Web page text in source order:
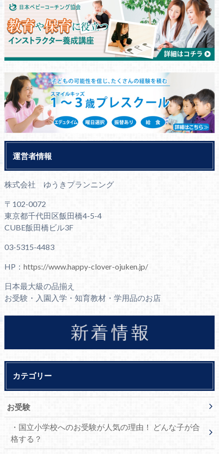
運営者情報
株式会社 ゆうきプランニング
〒102-0072
東京都千代田区飯田橋4-5-4
CUBE飯田橋ビル3F
03-5315-4483
HP： https://www.happy-clover-ojuken.jp/
日本最大級の品揃え
お受験・入園入学・知育教材・学用品のお店
カテゴリー
お受験
・国立小学校へのお受験が人気の理由！ どんな子が合
格する？